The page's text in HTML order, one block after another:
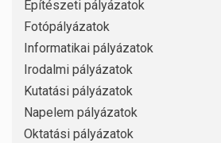
Építészeti pályázatok
Fotópályázatok
Informatikai pályázatok
Irodalmi pályázatok
Kutatási pályázatok
Napelem pályázatok
Oktatási pályázatok